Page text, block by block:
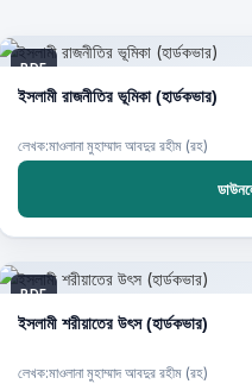
PDF
ইসলামী রাজনীতির ভূমিকা (হার্ডকভার)
লেখক:মাওলানা মুহাম্মাদ আবদুর রহীম (রহ)
PDF
ইসলামী শরীয়াতের উৎস (হার্ডকভার)
লেখক:মাওলানা মুহাম্মাদ আবদুর রহীম (রহ)